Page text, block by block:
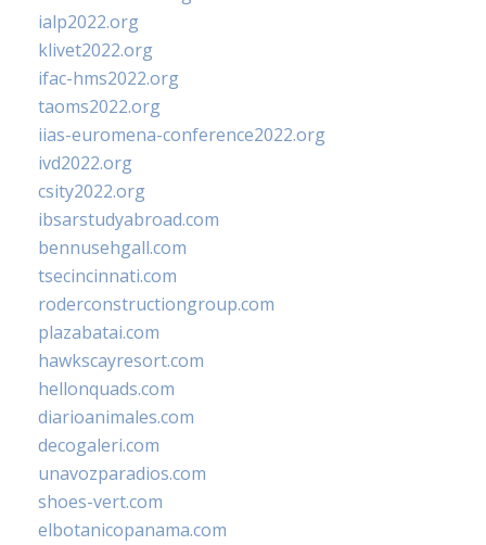
ialp2022.org
klivet2022.org
ifac-hms2022.org
taoms2022.org
iias-euromena-conference2022.org
ivd2022.org
csity2022.org
ibsarstudyabroad.com
bennusehgall.com
tsecincinnati.com
roderconstructiongroup.com
plazabatai.com
hawkscayresort.com
hellonquads.com
diarioanimales.com
decogaleri.com
unavozparadios.com
shoes-vert.com
elbotanicopanama.com